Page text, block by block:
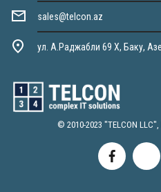
sales@telcon.az
ул. А.Раджабли 69 X, Баку,
© 2010-2023 "TELCON